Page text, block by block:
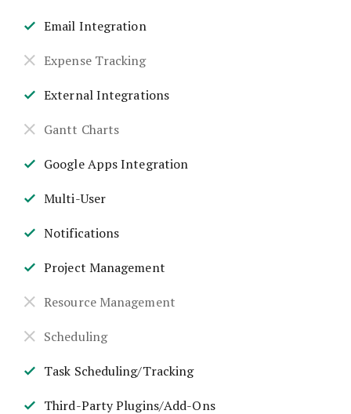
Email Integration
Expense Tracking
External Integrations
Gantt Charts
Google Apps Integration
Multi-User
Notifications
Project Management
Resource Management
Scheduling
Task Scheduling/Tracking
Third-Party Plugins/Add-Ons